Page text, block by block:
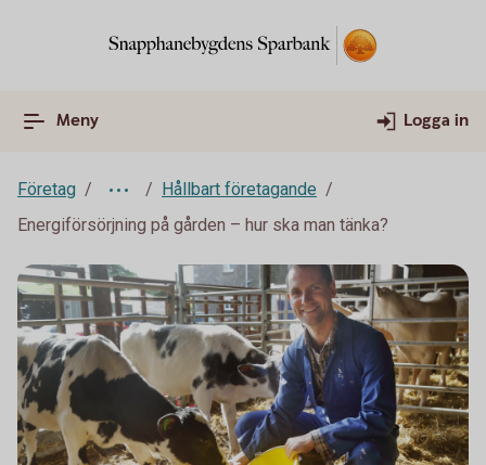
Meny Logga in
Företag
Hållbart företagande
Energiförsörjning på gården – hur ska man tänka?